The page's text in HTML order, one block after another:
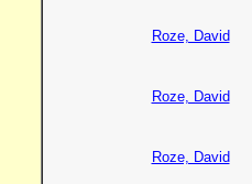
Roze, David
Roze, David
Roze, David